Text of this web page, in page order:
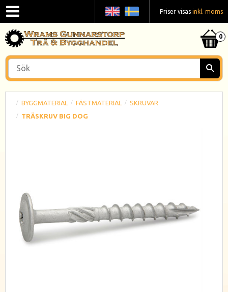
Priser visas inkl. moms
BYGGMATERIAL FÄSTMATERIAL
SKRUVAR
TRÄSKRUV BIG DOG